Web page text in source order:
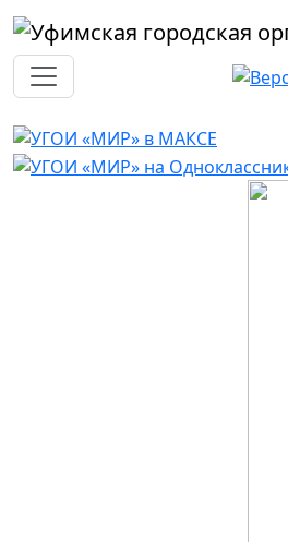
Перейти к основному содержанию